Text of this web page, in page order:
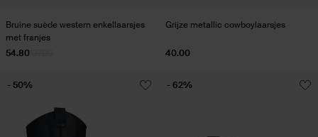
Bruine suède western enkellaarsjes
met franjes
54.80
Grijze metallic cowboylaarsjes
40.00
- 50% - 62%